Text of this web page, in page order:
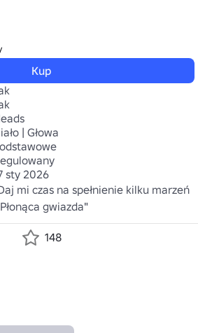
Kup
| Głowa
sty 2026
mi czas na spełnienie kilku marzeń
gwiazda"
148